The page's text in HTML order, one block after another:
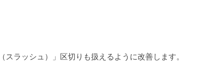
ラッシュ）」区切りも扱えるように改善します。